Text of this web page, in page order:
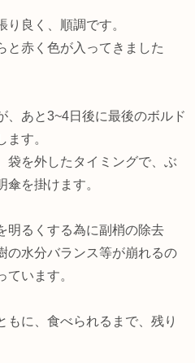
良く、順調です。
と赤く色が入ってきました
、あと3~4日後に最後のボルド
す。
袋を外したタイミングで、ぶ
傘を掛けます。
明るくする為に副梢の除去
の水分バランス等が崩れるの
います。
もに、食べられるまで、残り